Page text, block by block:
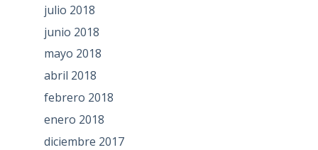
julio 2018
junio 2018
mayo 2018
abril 2018
febrero 2018
enero 2018
diciembre 2017